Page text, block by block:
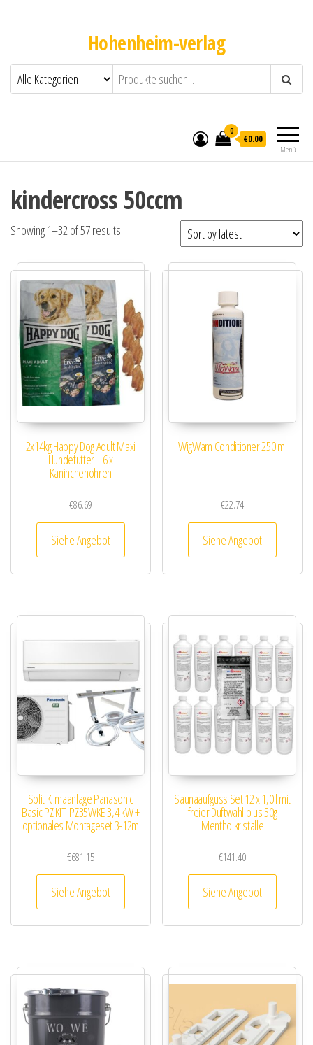
Hohenheim-verlag
Menü
0
€0.00
kindercross 50ccm
Showing 1–32 of 57 results
2x14kg Happy Dog Adult Maxi
Hundefutter + 6 x
Kaninchenohren
€86.69
Siehe Angebot
WigWam Conditioner 250 ml
€22.74
Siehe Angebot
Split Klimaanlage Panasonic
Basic PZ KIT-PZ35WKE 3,4 kW +
optionales Montageset 3-12m
€681.15
Siehe Angebot
Saunaaufguss Set 12 x 1,0 l mit
freier Duftwahl plus 50g
Mentholkristalle
€141.40
Siehe Angebot